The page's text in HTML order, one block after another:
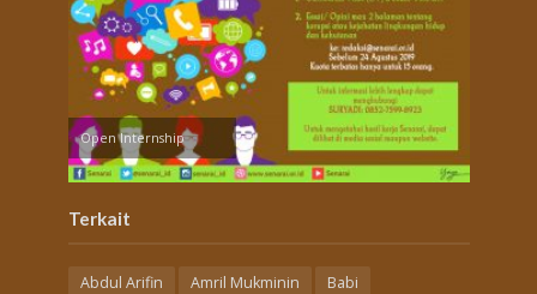
Open Internship
Terkait
Abdul Arifin Amril Mukminin
Babi